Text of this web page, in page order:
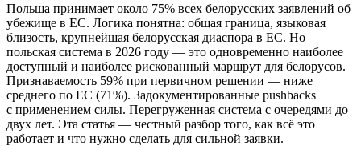
Польша принимает около 75% всех белорусских заявлений об
убежище в ЕС. Логика понятна: общая граница, языковая
близость, крупнейшая белорусская диаспора в ЕС. Но
польская система в 2026 году — это одновременно наиболее
доступный и наиболее рискованный маршрут для белорусов.
Признаваемость 59% при первичном решении — ниже
среднего по ЕС (71%). Задокументированные pushbacks
с применением силы. Перегруженная система с очередями до
двух лет. Эта статья — честный разбор того, как всё это
работает и что нужно сделать для сильной заявки.